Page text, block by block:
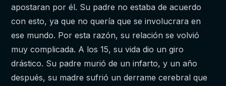
apostaran por él. Su padre no estaba de acuerdo
con esto, ya que no quería que se involucrara en
ese mundo. Por esta razón, su relación se volvió
muy complicada. A los 15, su vida dio un giro
drástico. Su padre murió de un infarto, y un año
después, su madre sufrió un derrame cerebral que